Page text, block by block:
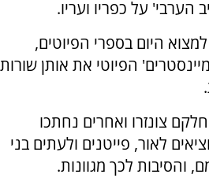
הערבי' על כפריו ועריו.
היום בספרי הפיוטים,
הפיוטי את אותן שורות
צונזרו ואחרים נחתכו
לאור, פייטנים ולעתים בני
לכך מגוונות.